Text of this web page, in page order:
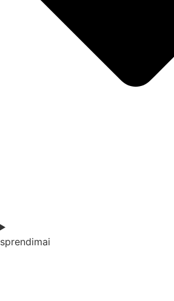
sprendimai